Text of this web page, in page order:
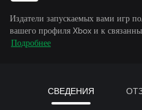
Издатели запускаемых вами игр
вашего профиля Xbox и к
Подробнее
СВЕДЕНИЯ